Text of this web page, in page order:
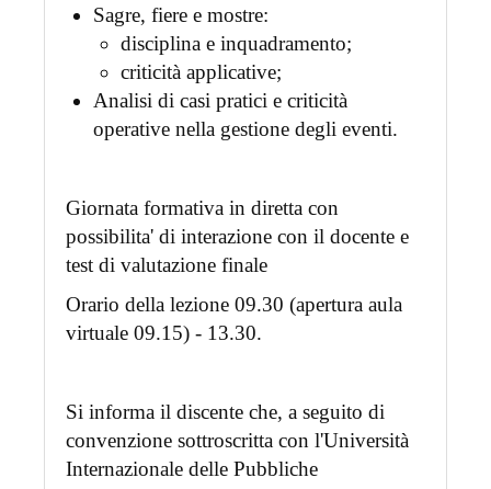
Sagre, fiere e mostre:
disciplina e inquadramento;
criticità applicative;
Analisi di casi pratici e criticità
operative nella gestione degli eventi.
Giornata formativa in diretta con
possibilita' di interazione con il docente e
test di valutazione finale
Orario della lezione 09.30 (apertura aula
virtuale 09.15) - 13.30.
Si informa il discente che, a seguito di
convenzione sottroscritta con l'Università
Internazionale delle Pubbliche